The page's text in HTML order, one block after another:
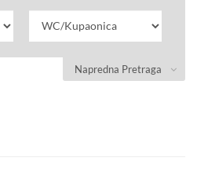
Napredna Pretraga